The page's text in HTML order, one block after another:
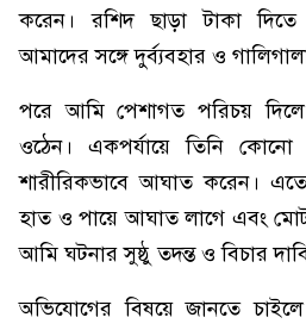
করেন। রশিদ ছাড়া টাকা দিতে
আমাদের সঙ্গে দুর্ব্যবহার ও
পরে আমি পেশাগত পরিচয় দিলে
ওঠেন। একপর্যায়ে তিনি
শারীরিকভাবে আঘাত করেন।
হাত ও পায়ে আঘাত লাগে এবং
আমি ঘটনার সুষ্ঠু তদন্ত ও বিচার
অভিযোগের বিষয়ে জানতে